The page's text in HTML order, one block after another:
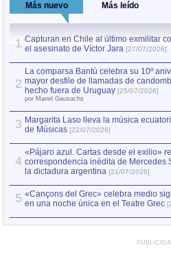
Más nuevo Más leído
1 Capturan en Chile al último exmilitar
el asesinato de Víctor Jara [27/07/2026]
2
La comparsa Bantú celebra su 10º
mayor desfile de llamadas de
hecho fuera de Uruguay [25/07/2026]
por Manel Gausachs
3 Margarita Laso lleva la música
de Músicas [22/07/2026]
4
«Pájaro azul. Cartas desde el exilio»
correspondencia inédita de Mercedes
la dictadura argentina [21/07/2026]
5 «Cançons del Grec» celebra medio
en una noche única en el Teatre Grec